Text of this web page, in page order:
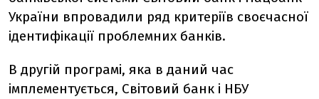
України впровадили ряд критеріїв своєчасної
ідентифікації проблемних банків.
В другій програмі, яка в даний час
імплементується, Світовий банк і НБУ